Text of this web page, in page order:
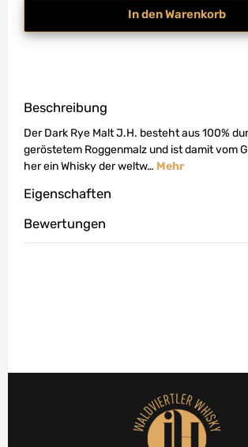
In den Warenkorb
Beschreibung
Der Dark Rye Malt J.H. besteht aus 100%
geröstetem Roggenmalz und ist damit vom
her ein Whisky der weltw… Mehr
Eigenschaften
Bewertungen